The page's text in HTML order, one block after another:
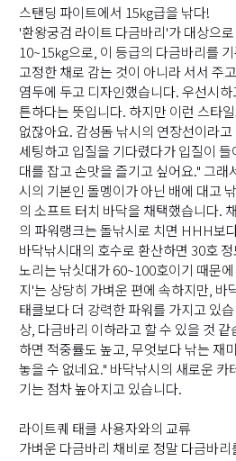
스탠딩 파이트에서 15kg급을 낚다!
'환왕궁검 라이트 다금바리'가 대상으
10~15kg으로, 이 등급의 다금바리를
고정한 채로 감는 것이 아니라 서서 주
염두에 두고 디자인했습니다. 우선시
튼하다는 뜻입니다. 하지만 이런 스타
없잖아요. 감성돔 낚시의 연장선이라
세팅하고 입질을 기다렸다가 입질이
대를 잡고 손맛을 즐기고 싶어요." 그래
시의 기본인 돌멩이가 아닌 배에 대고
의 소프트 터치 바닥을 채택했습니다.
의 파워랭크는 돌낚시로 치면 HHH보
바닥낚시대의 호수로 환산하면 30호
노리는 낚싯대가 60~100호이기 때문
지'는 상당히 가벼운 편에 속하지만, 바
태클보다 더 강력한 파워를 가지고 있
상, 다금바리 이하라고 할 수 있을 것
하면 적중률도 높고, 무엇보다 낚는 재
놓을 수 없네요." 바닥낚시의 새로운 카
기는 점차 높아지고 있습니다.
라이트퀘 태클 사용자와의 교류
가벼운 다금바리 채비로 정말 다금바